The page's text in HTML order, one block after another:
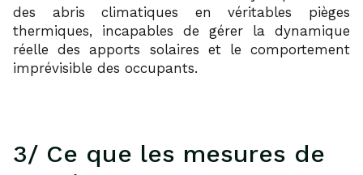
des abris climatiques en véritables pièges
thermiques, incapables de gérer la dynamique
réelle des apports solaires et le comportement
imprévisible des occupants.
3/ Ce que les mesures de